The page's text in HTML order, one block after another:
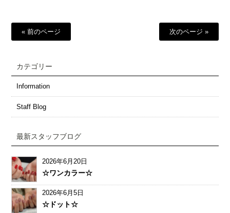
« 前のページ 次のページ »
カテゴリー
Information
Staff Blog
最新スタッフブログ
2026年6月20日
☆ワンカラー☆
2026年6月5日
☆ドット☆